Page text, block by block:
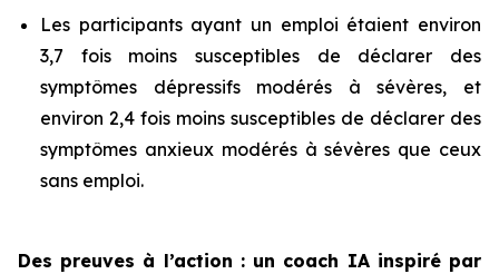
Les participants ayant un emploi étaient environ
3,7 fois moins susceptibles de déclarer des
symptômes dépressifs modérés à sévères, et
environ 2,4 fois moins susceptibles de déclarer des
symptômes anxieux modérés à sévères que ceux
sans emploi.
Des preuves à l’action : un coach IA inspiré par